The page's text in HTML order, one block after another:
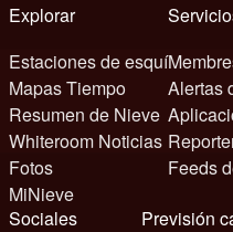
Explorar
Estaciones de esquí
Mapas Tiempo
Resumen de Nieve
Whiteroom Noticias
Fotos
MiNieve
Alertas
Feeds
Sociales
Previsión